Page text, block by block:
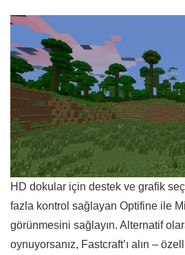
HD dokular için destek ve grafik
fazla kontrol sağlayan Optifine ile
görünmesini sağlayın. Alternatif
oynuyorsanız, Fastcraft’ı alın –